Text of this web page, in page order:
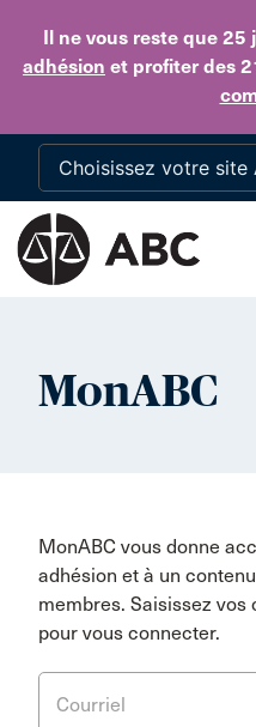
Il ne vous reste que 25
adhésion et profiter des
MonABC
MonABC vous donne
adhésion et à un
membres. Saisissez
pour vous connecter.
Courriel